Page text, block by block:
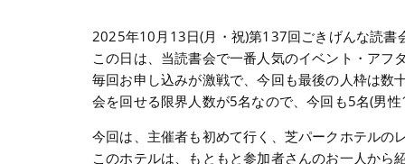
2025年10月13日(月・祝)第137回ごきげんな読書
この日は、当読書会で一番人気のイベント・アフ
毎回お申し込みが激戦で、今回も最後の人枠は
会を回せる限界人数が5名なので、今回も5名(男
今回は、主催者も初めて行く、芝パークホテルの
このホテルは、もともと参加者さんのお一人か